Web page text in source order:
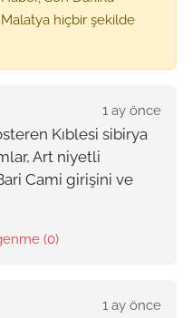
hiçbir şekilde
1 ay önce
Kıblesi sibirya
Art niyetli
Cami girişini ve
(0)
1 ay önce